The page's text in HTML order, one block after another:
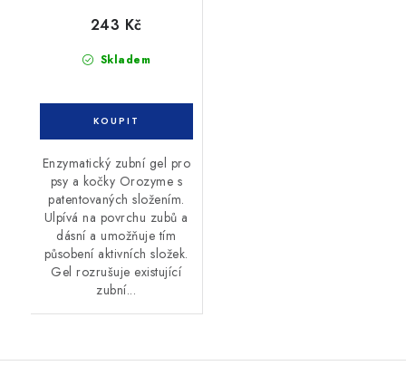
Skladem
243 Kč
Enzymatický zubní gel pro
psy a kočky Orozyme s
patentovaných složením.
Ulpívá na povrchu zubů a
dásní a umožňuje tím
působení aktivních složek.
Gel rozrušuje existující
zubní...